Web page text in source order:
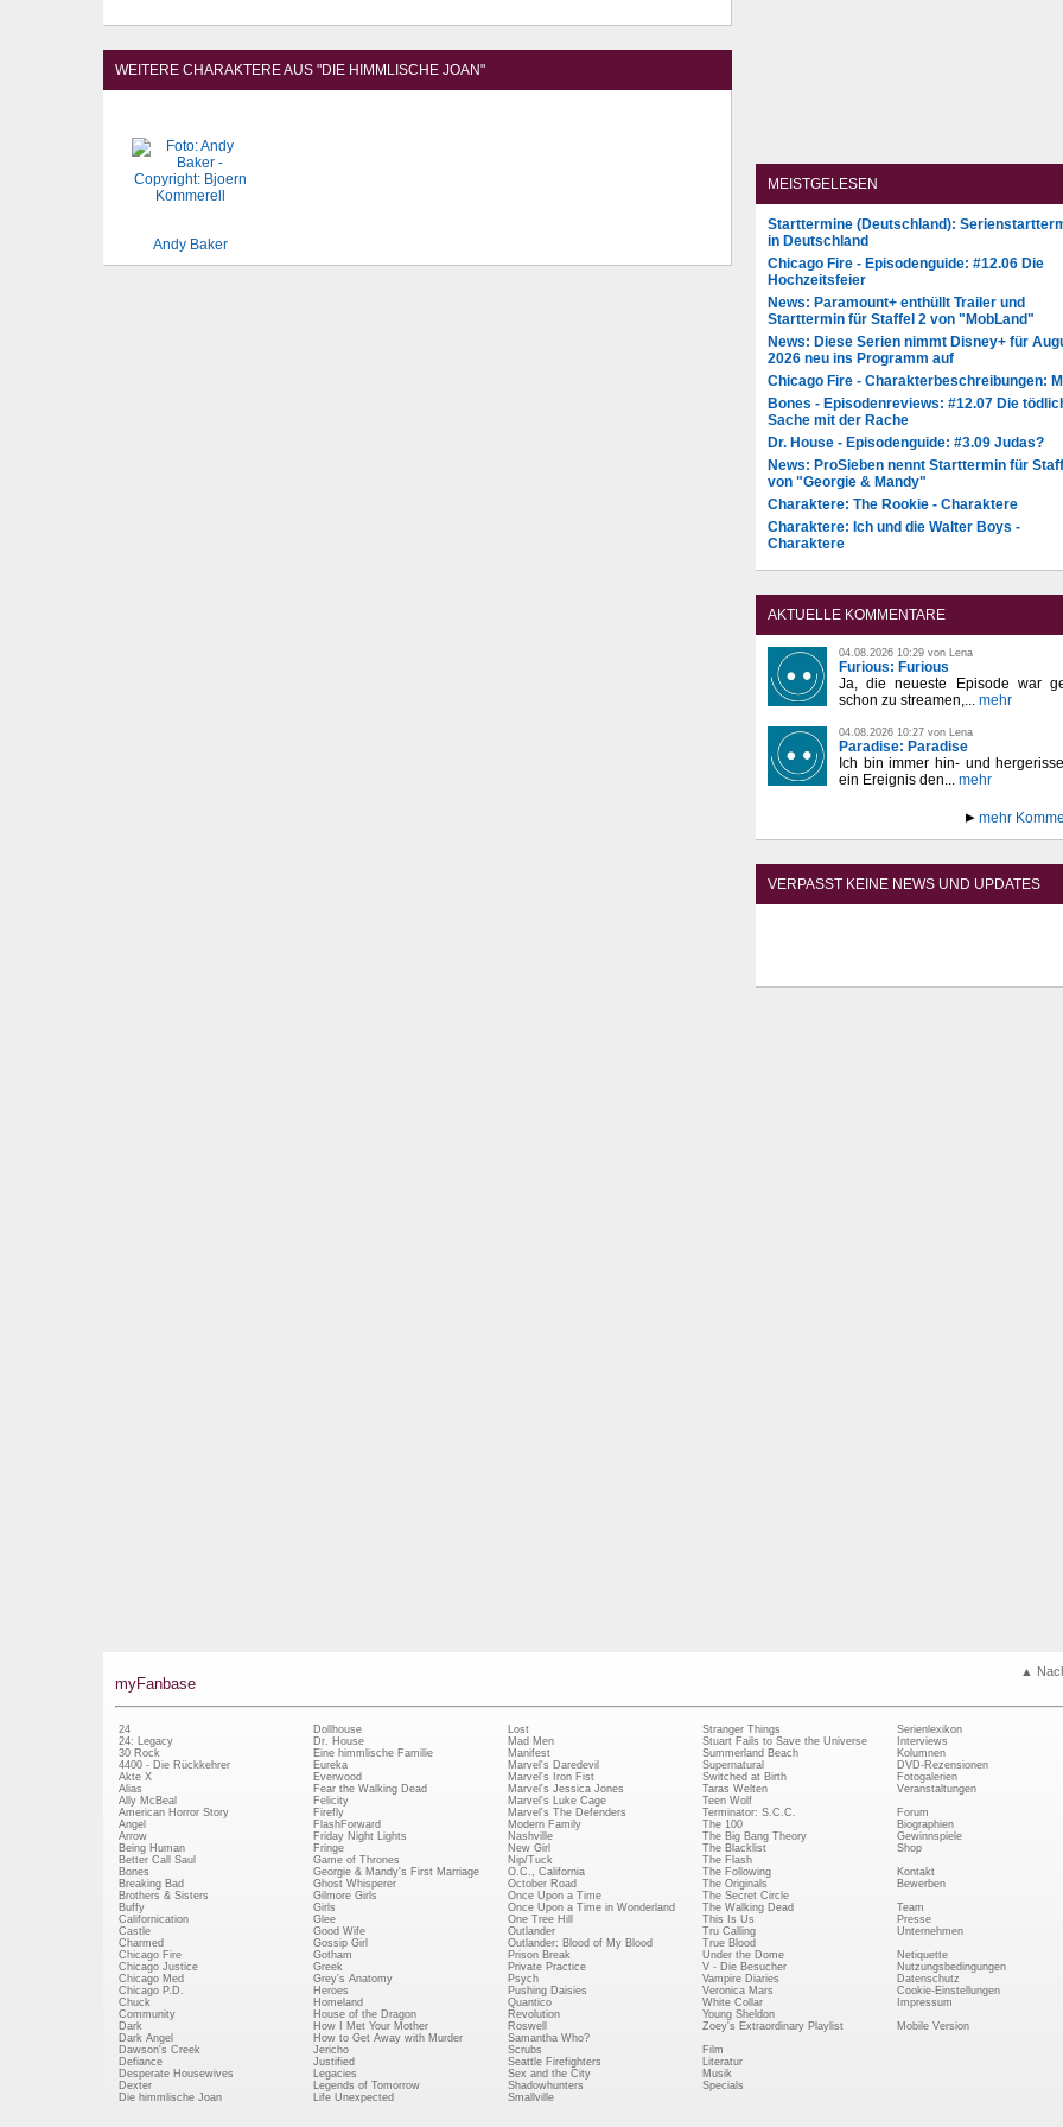
WEITERE CHARAKTERE AUS "DIE HIMMLISCHE JOAN"
Andy Baker
MEISTGELESEN
Starttermine (Deutschland):
in Deutschland
Chicago Fire - Episodenguide: #12.06 Die
Hochzeitsfeier
News: Paramount+ enthüllt Trailer und
Starttermin für Staffel 2 von "MobLand"
News: Diese Serien nimmt Disney+ für
2026 neu ins Programm auf
Chicago Fire - Charakterbeschreibungen:
Bones - Episodenreviews: #12.07 Die
Sache mit der Rache
Dr. House - Episodenguide: #3.09 Judas?
News: ProSieben nennt Starttermin für
von "Georgie & Mandy"
Charaktere: The Rookie - Charaktere
Charaktere: Ich und die Walter Boys -
Charaktere
AKTUELLE KOMMENTARE
04.08.2026 10:29 von Lena
Furious: Furious
Ja, die neueste Episode war
schon zu streamen,... mehr
04.08.2026 10:27 von Lena
Paradise: Paradise
Ich bin immer hin- und
ein Ereignis den... mehr
mehr
VERPASST KEINE NEWS UND UPDATES
▲
myFanbase
24
24: Legacy
30 Rock
4400 - Die Rückkehrer
Akte X
Alias
Ally McBeal
American Horror Story
Angel
Arrow
Being Human
Better Call Saul
Bones
Breaking Bad
Brothers & Sisters
Buffy
Californication
Castle
Charmed
Chicago Fire
Chicago Justice
Chicago Med
Chicago P.D.
Chuck
Community
Dark
Dark Angel
Dawson's Creek
Defiance
Desperate Housewives
Dexter
Die himmlische Joan
Dollhouse
Dr. House
Eine himmlische Familie
Eureka
Everwood
Fear the Walking Dead
Felicity
Firefly
FlashForward
Friday Night Lights
Fringe
Game of Thrones
Georgie & Mandy's First Marriage
Ghost Whisperer
Gilmore Girls
Girls
Glee
Good Wife
Gossip Girl
Gotham
Greek
Grey's Anatomy
Heroes
Homeland
House of the Dragon
How I Met Your Mother
How to Get Away with Murder
Jericho
Justified
Legacies
Legends of Tomorrow
Life Unexpected
Lost
Mad Men
Manifest
Marvel's Daredevil
Marvel's Iron Fist
Marvel's Jessica Jones
Marvel's Luke Cage
Marvel's The Defenders
Modern Family
Nashville
New Girl
Nip/Tuck
O.C., California
October Road
Once Upon a Time
Once Upon a Time in Wonderland
One Tree Hill
Outlander
Outlander: Blood of My Blood
Prison Break
Private Practice
Psych
Pushing Daisies
Quantico
Revolution
Roswell
Samantha Who?
Scrubs
Seattle Firefighters
Sex and the City
Shadowhunters
Smallville
Stranger Things
Stuart Fails to Save the Universe
Summerland Beach
Supernatural
Switched at Birth
Taras Welten
Teen Wolf
Terminator: S.C.C.
The 100
The Big Bang Theory
The Blacklist
The Flash
The Following
The Originals
The Secret Circle
The Walking Dead
This Is Us
Tru Calling
True Blood
Under the Dome
V - Die Besucher
Vampire Diaries
Veronica Mars
White Collar
Young Sheldon
Zoey's Extraordinary Playlist
Film
Literatur
Musik
Specials
Serienlexikon
Interviews
Kolumnen
DVD-Rezensionen
Fotogalerien
Veranstaltungen
Forum
Biographien
Gewinnspiele
Shop
Kontakt
Bewerben
Team
Presse
Unternehmen
Netiquette
Nutzungsbedingungen
Datenschutz
Cookie-Einstellungen
Impressum
Mobile Version